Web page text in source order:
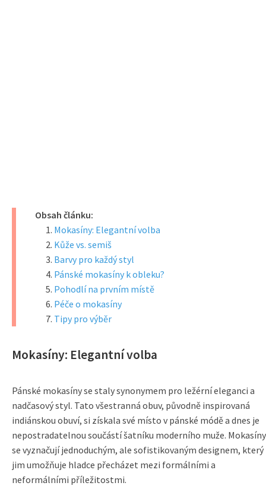
Obsah článku:
Mokasíny: Elegantní volba
Kůže vs. semiš
Barvy pro každý styl
Pánské mokasíny k obleku?
Pohodlí na prvním místě
Péče o mokasíny
Tipy pro výběr
Mokasíny: Elegantní volba
Pánské mokasíny se staly synonymem pro ležérní eleganci a
nadčasový styl. Tato všestranná obuv, původně inspirovaná
indiánskou obuví, si získala své místo v pánské módě a dnes je
nepostradatelnou součástí šatníku moderního muže. Mokasíny
se vyznačují jednoduchým, ale sofistikovaným designem, který
jim umožňuje hladce přecházet mezi formálními a
neformálními příležitostmi.